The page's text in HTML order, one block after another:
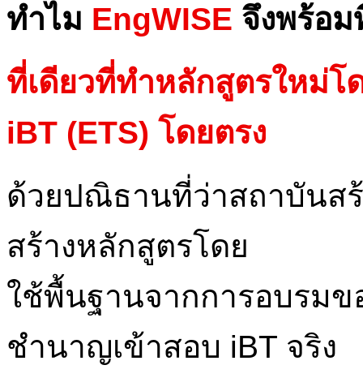
ทำไม EngWISE จึงพร้อ
ที่เดียวที่ทำหลักสูตรใหม่โ
iBT (ETS) โดยตรง
ด้วยปณิธานที่ว่าสถาบันส
สร้างหลักสูตรโดย
ใช้พื้นฐานจากการอบรมข
ชำนาญเข้าสอบ iBT จริง